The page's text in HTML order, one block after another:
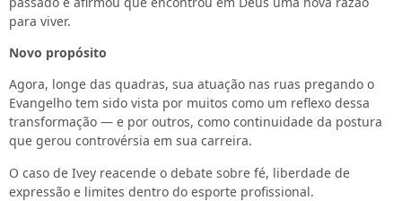
para viver.
Novo propósito
Agora, longe das quadras, sua atuação nas ruas pregando o
Evangelho tem sido vista por muitos como um reflexo dessa
transformação — e por outros, como continuidade da postura
que gerou controvérsia em sua carreira.
O caso de Ivey reacende o debate sobre fé, liberdade de
expressão e limites dentro do esporte profissional.